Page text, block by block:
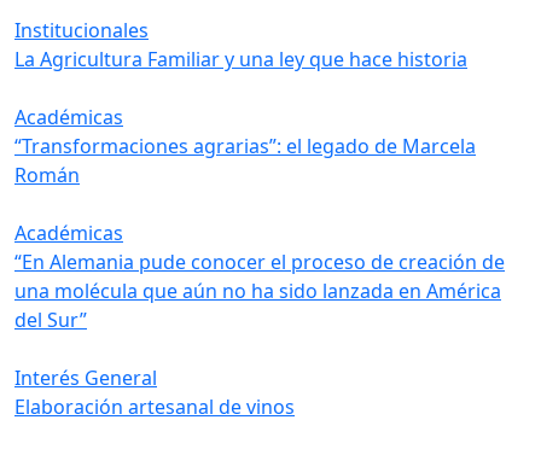
Institucionales
La Agricultura Familiar y una ley que hace historia
Académicas
“Transformaciones agrarias”: el legado de Marcela
Román
Académicas
“En Alemania pude conocer el proceso de creación de
una molécula que aún no ha sido lanzada en América
del Sur”
Interés General
Elaboración artesanal de vinos